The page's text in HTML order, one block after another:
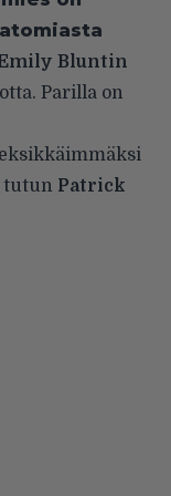
Bluntin
Parilla on
tutun Patrick